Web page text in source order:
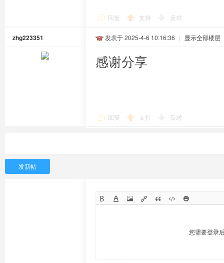
回复 支持 反对
zhg223351 发表于 2025-4-6 10:16:36 | 显示全部楼层
感谢分享
回复 支持 反对
发新帖
您需要登录